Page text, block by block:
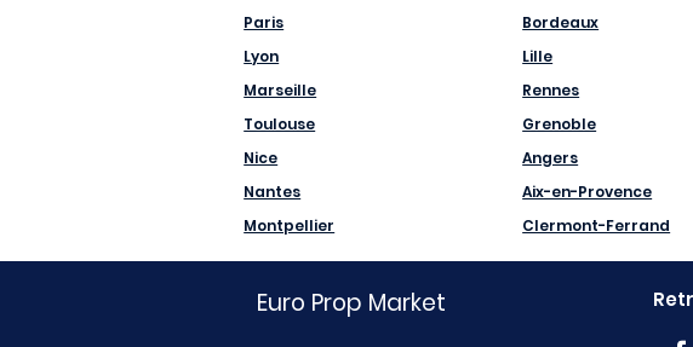
Paris
Lyon
Marseille
Toulouse
Nice
Nantes
Montpellier
Bordeaux
Lille
Rennes
Grenoble
Angers
Aix-en-Provence
Clermont-Ferrand
Euro Prop Market